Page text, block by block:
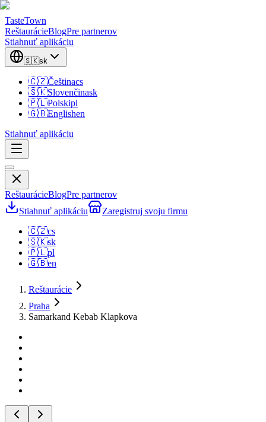
TasteTown
ReštaurácieBlogPre partnerov
Stiahnuť aplikáciu
🇸🇰sk
🇨🇿Češtinacs
🇸🇰Slovenčinask
🇵🇱Polskipl
🇬🇧Englishen
Stiahnuť aplikáciu
ReštaurácieBlogPre partnerov
Stiahnuť aplikáciu
Zaregistruj svoju firmu
🇨🇿cs
🇸🇰sk
🇵🇱pl
🇬🇧en
Reštaurácie
Praha
Samarkand Kebab Klapkova